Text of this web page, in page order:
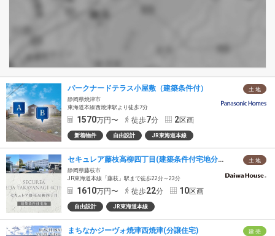
土 地
パークナードテラス小屋敷（建築条件付）
静岡県焼津市
東海道本線西焼津駅より徒歩7分
1570万円〜 徒歩7分 2区画
新着物件 自由設計 JR東海道本線
土 地
セキュレア藤枝高柳四丁目(建築条件付宅地分譲)
静岡県藤枝市
JR東海道本線「藤枝」駅まで徒歩22分～23分
1610万円〜 徒歩22分 10区画
自由設計 JR東海道本線
建 売
まちなかジーヴォ焼津西焼津(分譲住宅)